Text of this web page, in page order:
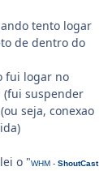
tento logar
de dentro do
fui logar no
(fui suspender
seja, conexao
o "WHM - ShoutCast